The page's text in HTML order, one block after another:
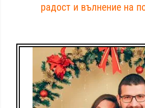
радост и вълнение на